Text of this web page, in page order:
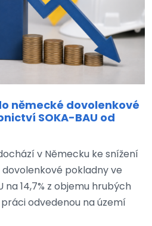
německé dovolenkové
SOKA-BAU od
v Německu ke snížení
pokladny ve
14,7% z objemu hrubých
odvedenou na území